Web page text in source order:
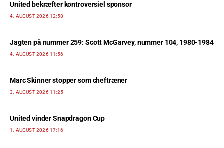
United bekræfter kontroversiel sponsor
4. AUGUST 2026 12:58
Jagten på nummer 259: Scott McGarvey, nummer 104, 1980-1984
4. AUGUST 2026 11:56
Marc Skinner stopper som cheftræner
3. AUGUST 2026 11:25
United vinder Snapdragon Cup
1. AUGUST 2026 17:16